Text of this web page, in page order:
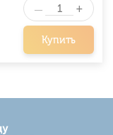
Купить
— +